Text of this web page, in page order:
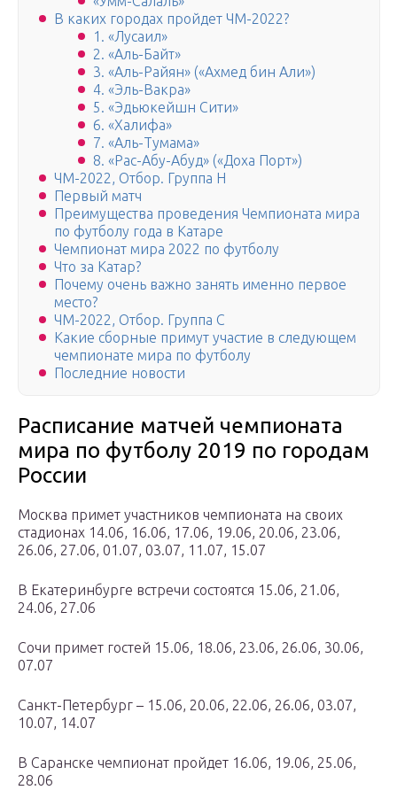
В каких городах пройдет ЧМ-2022?
1. «Лусаил»
2. «Аль-Байт»
3. «Аль-Райян» («Ахмед бин Али»)
4. «Эль-Вакра»
5. «Эдьюкейшн Сити»
6. «Халифа»
7. «Аль-Тумама»
8. «Рас-Абу-Абуд» («Доха Порт»)
ЧМ-2022, Отбор. Группа H
Первый матч
Преимущества проведения Чемпионата мира
по футболу года в Катаре
Чемпионат мира 2022 по футболу
Что за Катар?
Почему очень важно занять именно первое
место?
ЧМ-2022, Отбор. Группа C
Какие сборные примут участие в следующем
чемпионате мира по футболу
Последние новости
Расписание матчей чемпионата
мира по футболу 2019 по городам
России
Москва примет участников чемпионата на своих
стадионах 14.06, 16.06, 17.06, 19.06, 20.06, 23.06,
26.06, 27.06, 01.07, 03.07, 11.07, 15.07
В Екатеринбурге встречи состоятся 15.06, 21.06,
24.06, 27.06
Сочи примет гостей 15.06, 18.06, 23.06, 26.06, 30.06,
07.07
Санкт-Петербург – 15.06, 20.06, 22.06, 26.06, 03.07,
10.07, 14.07
В Саранске чемпионат пройдет 16.06, 19.06, 25.06,
28.06